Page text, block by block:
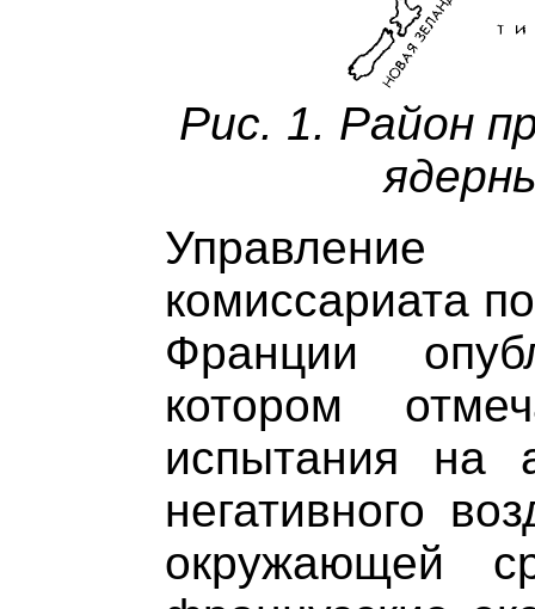
Рис. 1. Район
Управление
комиссариата
Франции
котором
испытания на
негативного
окружающей